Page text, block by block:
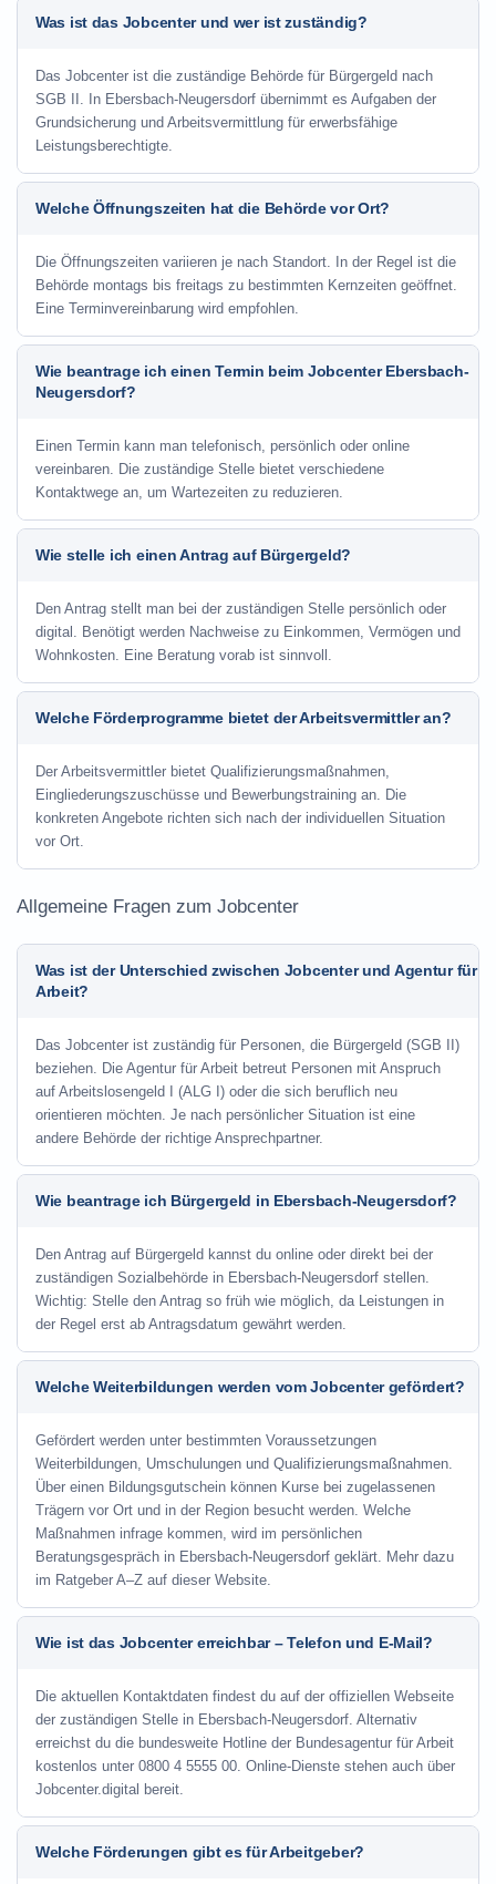
Was ist das Jobcenter und wer ist zuständig?
Das Jobcenter ist die zuständige Behörde für Bürgergeld nach
SGB II. In Ebersbach-Neugersdorf übernimmt es Aufgaben der
Grundsicherung und Arbeitsvermittlung für erwerbsfähige
Leistungsberechtigte.
Welche Öffnungszeiten hat die Behörde vor Ort?
Die Öffnungszeiten variieren je nach Standort. In der Regel ist die
Behörde montags bis freitags zu bestimmten Kernzeiten geöffnet.
Eine Terminvereinbarung wird empfohlen.
Wie beantrage ich einen Termin beim Jobcenter Ebersbach-
Neugersdorf?
Einen Termin kann man telefonisch, persönlich oder online
vereinbaren. Die zuständige Stelle bietet verschiedene
Kontaktwege an, um Wartezeiten zu reduzieren.
Wie stelle ich einen Antrag auf Bürgergeld?
Den Antrag stellt man bei der zuständigen Stelle persönlich oder
digital. Benötigt werden Nachweise zu Einkommen, Vermögen und
Wohnkosten. Eine Beratung vorab ist sinnvoll.
Welche Förderprogramme bietet der Arbeitsvermittler an?
Der Arbeitsvermittler bietet Qualifizierungsmaßnahmen,
Eingliederungszuschüsse und Bewerbungstraining an. Die
konkreten Angebote richten sich nach der individuellen Situation
vor Ort.
Allgemeine Fragen zum Jobcenter
Was ist der Unterschied zwischen Jobcenter und Agentur für
Arbeit?
Das Jobcenter ist zuständig für Personen, die Bürgergeld (SGB II)
beziehen. Die Agentur für Arbeit betreut Personen mit Anspruch
auf Arbeitslosengeld I (ALG I) oder die sich beruflich neu
orientieren möchten. Je nach persönlicher Situation ist eine
andere Behörde der richtige Ansprechpartner.
Wie beantrage ich Bürgergeld in Ebersbach-Neugersdorf?
Den Antrag auf Bürgergeld kannst du online oder direkt bei der
zuständigen Sozialbehörde in Ebersbach-Neugersdorf stellen.
Wichtig: Stelle den Antrag so früh wie möglich, da Leistungen in
der Regel erst ab Antragsdatum gewährt werden.
Welche Weiterbildungen werden vom Jobcenter gefördert?
Gefördert werden unter bestimmten Voraussetzungen
Weiterbildungen, Umschulungen und Qualifizierungsmaßnahmen.
Über einen Bildungsgutschein können Kurse bei zugelassenen
Trägern vor Ort und in der Region besucht werden. Welche
Maßnahmen infrage kommen, wird im persönlichen
Beratungsgespräch in Ebersbach-Neugersdorf geklärt. Mehr dazu
im Ratgeber A–Z auf dieser Website.
Wie ist das Jobcenter erreichbar – Telefon und E-Mail?
Die aktuellen Kontaktdaten findest du auf der offiziellen Webseite
der zuständigen Stelle in Ebersbach-Neugersdorf. Alternativ
erreichst du die bundesweite Hotline der Bundesagentur für Arbeit
kostenlos unter 0800 4 5555 00. Online-Dienste stehen auch über
Jobcenter.digital bereit.
Welche Förderungen gibt es für Arbeitgeber?